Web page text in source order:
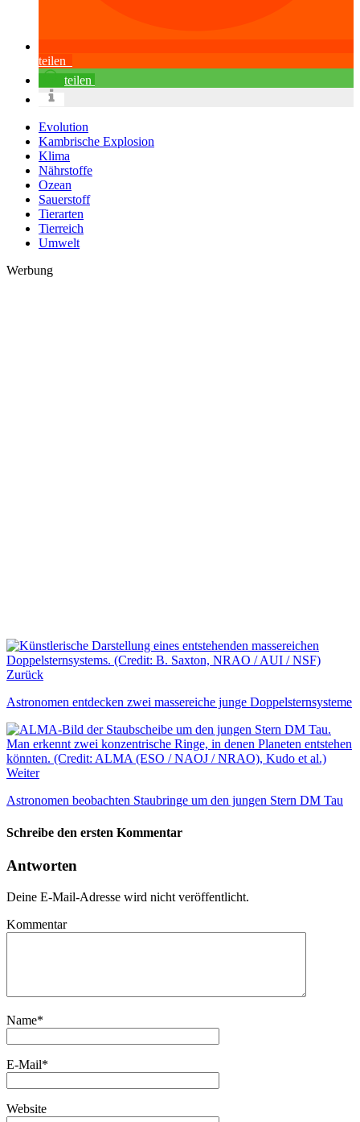
teilen
teilen
Evolution
Kambrische Explosion
Klima
Nährstoffe
Ozean
Sauerstoff
Tierarten
Tierreich
Umwelt
Werbung
Zurück
Astronomen entdecken zwei massereiche junge Doppelsternsysteme
Weiter
Astronomen beobachten Staubringe um den jungen Stern DM Tau
Schreibe den ersten Kommentar
Antworten
Deine E-Mail-Adresse wird nicht veröffentlicht.
Kommentar
Name*
E-Mail*
Website